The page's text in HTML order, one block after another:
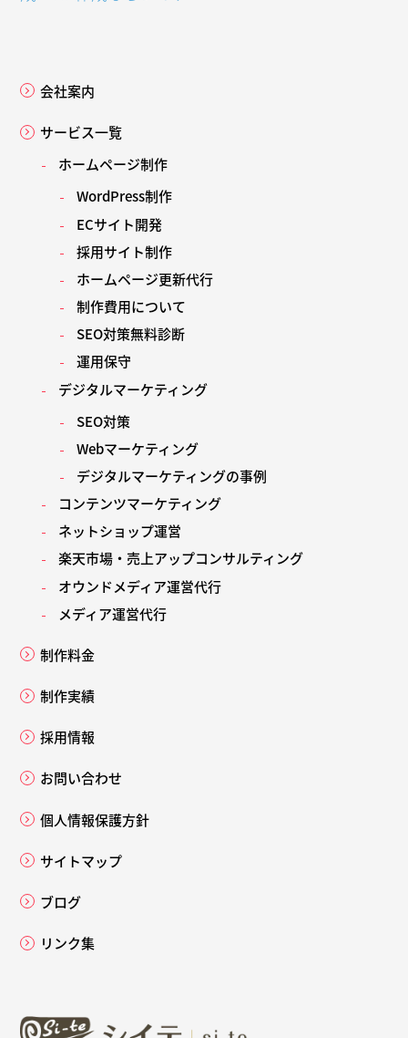
会社案内
サービス一覧
ホームページ制作
WordPress制作
ECサイト開発
採用サイト制作
ホームページ更新代行
制作費用について
SEO対策無料診断
運用保守
デジタルマーケティング
SEO対策
Webマーケティング
デジタルマーケティングの事例
コンテンツマーケティング
ネットショップ運営
楽天市場・売上アップコンサルティング
オウンドメディア運営代行
メディア運営代行
制作料金
制作実績
採用情報
お問い合わせ
個人情報保護方針
サイトマップ
ブログ
リンク集